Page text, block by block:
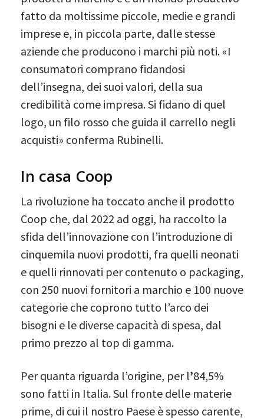
fatto da moltissime piccole, medie e grandi
imprese e, in piccola parte, dalle stesse
aziende che producono i marchi più noti. «I
consumatori comprano fidandosi
dell’insegna, dei suoi valori, della sua
credibilità come impresa. Si fidano di quel
logo, un filo rosso che guida il carrello negli
acquisti» conferma Rubinelli.
In casa Coop
La rivoluzione ha toccato anche il prodotto
Coop che, dal 2022 ad oggi, ha raccolto la
sfida dell’innovazione con l’introduzione di
cinquemila nuovi prodotti, fra quelli neonati
e quelli rinnovati per contenuto o packaging,
con 250 nuovi fornitori a marchio e 100 nuove
categorie che coprono tutto l’arco dei
bisogni e le diverse capacità di spesa, dal
primo prezzo al top di gamma.
Per quanta riguarda l’origine, per l’84,5%
sono fatti in Italia. Sul fronte delle materie
prime, di cui il nostro Paese è spesso carente,